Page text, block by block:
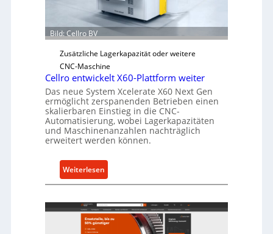
r
Ü
b
l
s
t
s
c
u
t
f
ü
r
Bild: Cellro BV
Zusätzliche Lagerkapazität oder weitere
CNC-Maschine
Cellro entwickelt X60-Plattform weiter
Das neue System Xcelerate X60 Next Gen
ermöglicht zerspanenden Betrieben einen
skalierbaren Einstieg in die CNC-
Automatisierung, wobei Lagerkapazitäten
und Maschinenanzahlen nachträglich
erweitert werden können.
Weiterlesen:
C
l
l